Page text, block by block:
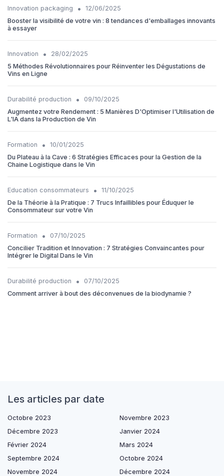
Innovation packaging •
12/06/2025
Booster la visibilité de votre vin : 8 tendances d'emballages innovants
à essayer
Innovation •
28/02/2025
5 Méthodes Révolutionnaires pour Réinventer les Dégustations de
Vins en Ligne
Durabilité production •
09/10/2025
Augmentez votre Rendement : 5 Manières D'Optimiser l'Utilisation de
L'IA dans la Production de Vin
Formation •
10/01/2025
Du Plateau à la Cave : 6 Stratégies Efficaces pour la Gestion de la
Chaine Logistique dans le Vin
Education consommateurs •
11/10/2025
De la Théorie à la Pratique : 7 Trucs Infaillibles pour Éduquer le
Consommateur sur votre Vin
Formation •
07/10/2025
Concilier Tradition et Innovation : 7 Stratégies Convaincantes pour
Intégrer le Digital Dans le Vin
Durabilité production •
07/10/2025
Comment arriver à bout des déconvenues de la biodynamie ?
Les articles par date
Octobre 2023
Novembre 2023
Décembre 2023
Janvier 2024
Février 2024
Mars 2024
Septembre 2024
Octobre 2024
Novembre 2024
Décembre 2024